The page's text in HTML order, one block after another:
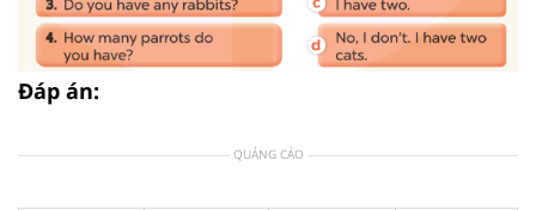
Đáp án:
QUẢNG CÁO